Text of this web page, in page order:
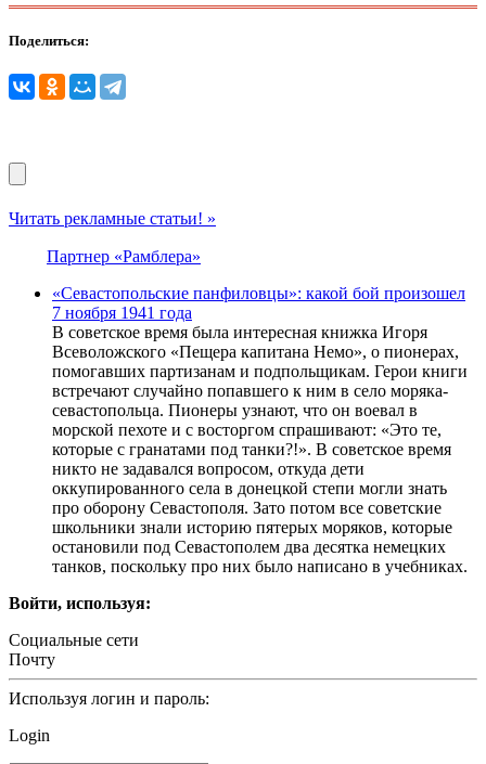
Поделиться:
Читать рекламные статьи! »
Партнер «Рамблера»
«Севастопольские панфиловцы»: какой бой произошел
7 ноября 1941 года
В советское время была интересная книжка Игоря
Всеволожского «Пещера капитана Немо», о пионерах,
помогавших партизанам и подпольщикам. Герои книги
встречают случайно попавшего к ним в село моряка-
севастопольца. Пионеры узнают, что он воевал в
морской пехоте и с восторгом спрашивают: «Это те,
которые с гранатами под танки?!». В советское время
никто не задавался вопросом, откуда дети
оккупированного села в донецкой степи могли знать
про оборону Севастополя. Зато потом все советские
школьники знали историю пятерых моряков, которые
остановили под Севастополем два десятка немецких
танков, поскольку про них было написано в учебниках.
Войти, используя:
Социальные сети
Почту
Используя логин и пароль:
Login